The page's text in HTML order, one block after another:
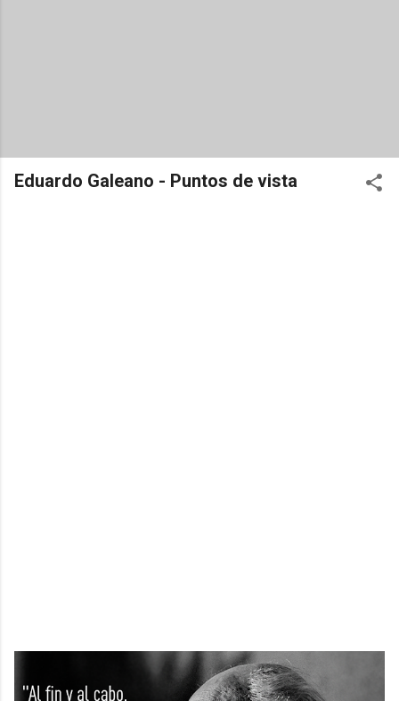
Eduardo Galeano - Puntos de vista